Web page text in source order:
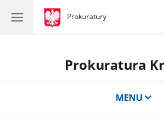
gov.pl
Prokuratury
gov.pl
Prokuratury
Prokuratura
MENU